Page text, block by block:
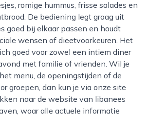
romige hummus, frisse salades en
De bediening legt graag uit
goed bij elkaar passen en houdt
wensen of dieetvoorkeuren. Het
goed voor zowel een intiem diner
met familie of vrienden. Wil je
menu, de openingstijden of de
groepen, dan kun je via onze site
naar de website van libanees
waar alle actuele informatie